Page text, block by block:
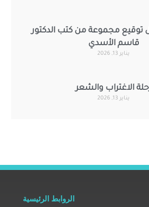
مجموعة من كتب الدكتور
قاسم الأسدي
يناير 13, 2026
الاغتراب والشعر
يناير 13, 2026
الروابط الرئيسية